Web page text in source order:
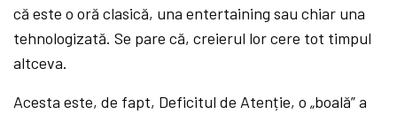
că este o oră clasică, una entertaining sau chiar una
tehnologizată. Se pare că, creierul lor cere tot timpul
altceva.
Acesta este, de fapt, Deficitul de Atenție, o „boală” a